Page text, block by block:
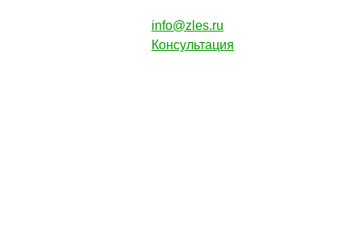
info@zles.ru
Консультация